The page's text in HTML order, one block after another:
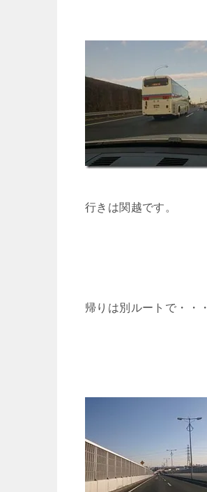
行きは関越です。
帰りは別ルートで・・・